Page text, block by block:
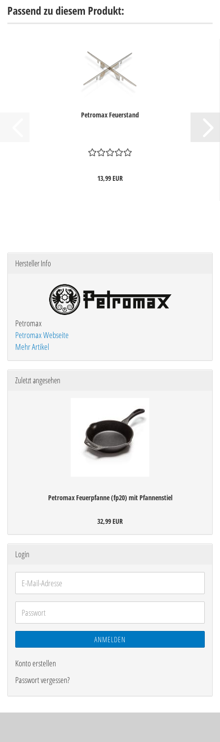
Passend zu diesem Produkt:
Petromax Feuerstand
13,99 EUR
Hersteller Info
Petromax
Petromax Webseite
Mehr Artikel
Zuletzt angesehen
Petromax Feuerpfanne (fp20) mit Pfannenstiel
32,99 EUR
Login
E-
Mail-
Adresse
Passwort
ANMELDEN
Konto erstellen
Passwort vergessen?